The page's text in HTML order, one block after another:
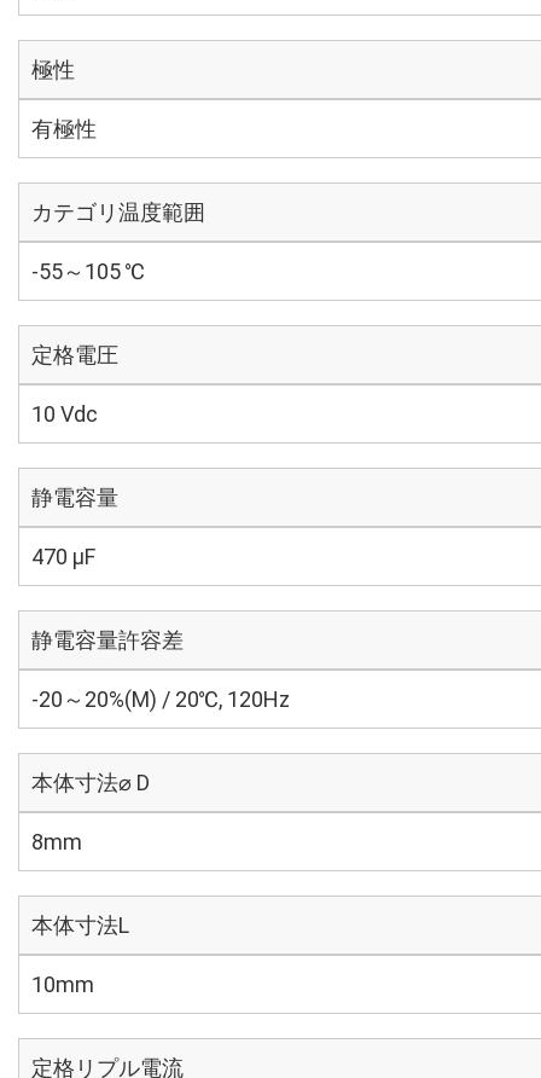
極性
有極性
カテゴリ温度範囲
-55～105 ℃
定格電圧
10 Vdc
静電容量
470 µF
静電容量許容差
-20～20%(M) / 20℃, 120Hz
本体寸法⌀ D
8mm
本体寸法L
10mm
定格リプル電流